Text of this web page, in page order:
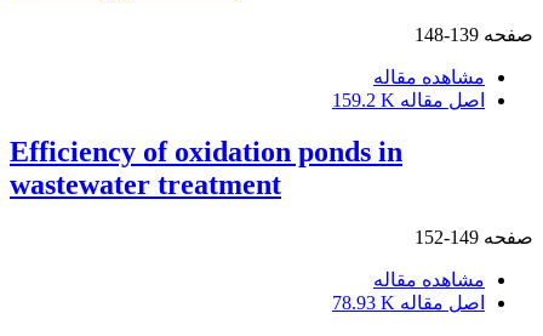
صفحه 139-148
مشاهده مقاله
اصل مقاله 159.2 K
Efficiency of oxidation ponds in
wastewater treatment
صفحه 149-152
مشاهده مقاله
اصل مقاله 78.93 K